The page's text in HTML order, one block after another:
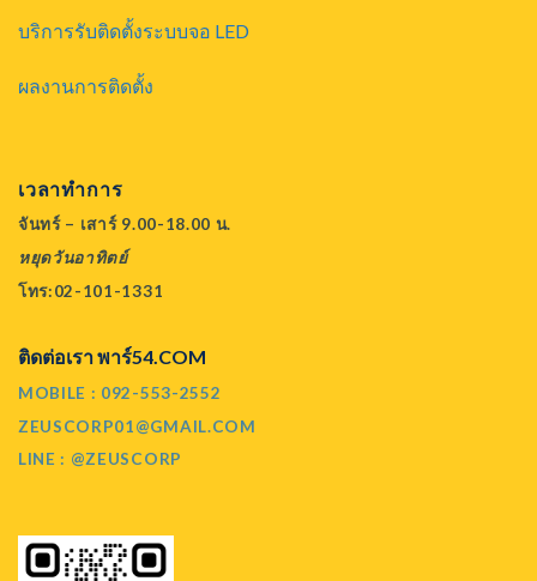
บริการรับติดตั้งระบบจอ LED
ผลงานการติดตั้ง
เวลาทำการ
จันทร์ – เสาร์ 9.00-18.00 น.
หยุดวันอาทิตย์
โทร:02-101-1331
ติดต่อเรา พาร์54.COM
MOBILE : 092-553-2552
ZEUSCORP01@GMAIL.COM
LINE : @ZEUSCORP